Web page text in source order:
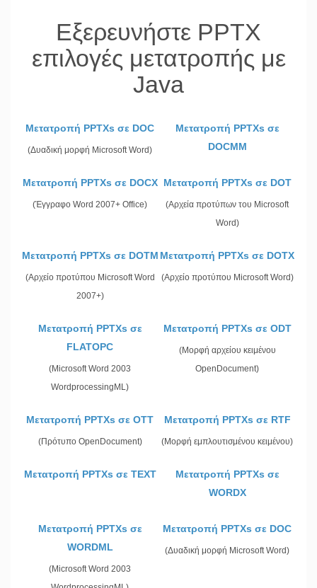
Εξερευνήστε PPTX
επιλογές μετατροπής με
Java
Μετατροπή PPTXs σε DOC
(Δυαδική μορφή Microsoft Word)
Μετατροπή PPTXs σε
DOCMM
Μετατροπή PPTXs σε DOCX
(Έγγραφο Word 2007+ Office)
Μετατροπή PPTXs σε DOT
(Αρχεία προτύπων του Microsoft
Word)
Μετατροπή PPTXs σε DOTM
(Αρχείο προτύπου Microsoft Word
2007+)
Μετατροπή PPTXs σε DOTX
(Αρχείο προτύπου Microsoft Word)
Μετατροπή PPTXs σε
FLATOPC
(Microsoft Word 2003
WordprocessingML)
Μετατροπή PPTXs σε ODT
(Μορφή αρχείου κειμένου
OpenDocument)
Μετατροπή PPTXs σε OTT
(Πρότυπο OpenDocument)
Μετατροπή PPTXs σε RTF
(Μορφή εμπλουτισμένου κειμένου)
Μετατροπή PPTXs σε TEXT
Μετατροπή PPTXs σε
WORDX
Μετατροπή PPTXs σε
WORDML
(Microsoft Word 2003
Μετατροπή PPTXs σε DOC
(Δυαδική μορφή Microsoft Word)